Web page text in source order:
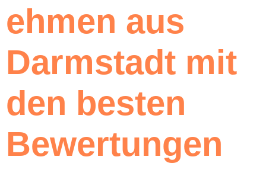
ehmen aus
Darmstadt mit
den besten
Bewertungen